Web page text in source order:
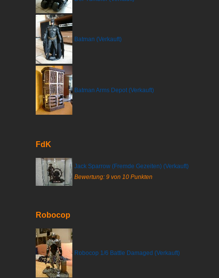
Batman (Verkauft)
Batman Arms Depot (Verkauft)
FdK
Jack Sparrow (Fremde Gezeiten) (Verkauft)
Bewertung: 9 von 10 Punkten
Robocop
Robocop 1/6 Battle Damaged (Verkauft)